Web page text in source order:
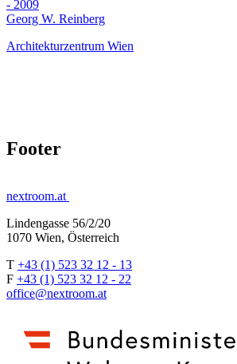
- 2009
Georg W. Reinberg
Architekturzentrum Wien
Footer
nextroom.at
Lindengasse 56/2/20
1070 Wien, Österreich
T +43 (1) 523 32 12 - 13
F +43 (1) 523 32 12 - 22
office@nextroom.at